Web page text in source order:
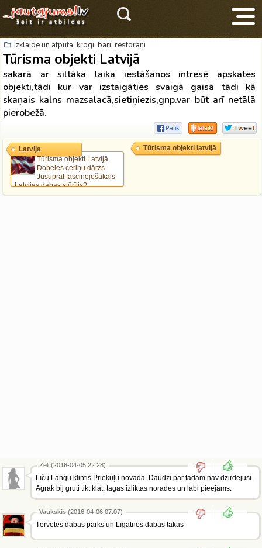
Izklaide un atpūta, krogi, bāri, restorāni
Tūrisma objekti Latvijā
sakarā ar siltāka laika iestāšanos intresē apskates
objekti,tādi kur var izstaigāties svaigā gaisā tādi kā
skaņais kalns mazsalacā,sietiņiezis,gnp.var būt arī netālā
pierobežā.
Tūrisma objekti latvijā
Tūrisma objekti Latvijā
Dobeles ceriņu dārzs
Jūsuprāt fascinējošākais
Latvijas dabas stūrītis?
Mistiskas vietas Latvijā
Latvija
Zeli (2016-04-05 22:28)
Līču Laņģu klintis Priekuļu novadā. Daudzi par tadam nav dzirdejusi.
Agrak bij gruti tikt klat, tagas izliktas norades un labi pieejams.
Vaukskis (2016-04-06 07:07)
Tērvetes dabas parks un Līgatnes dabas takas